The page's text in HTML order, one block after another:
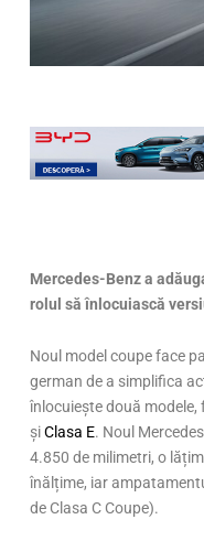
Mercedes-Benz a
rolul să înlocuiască
Noul model coupe face
german de a simplifica
înlocuiește două
șiClasa E. Noul
4.850 de milimetri, o
înălțime, iar
de Clasa C Coupe).